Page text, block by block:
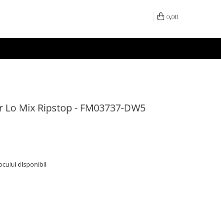
0,00
Mix Ripstop - FM03737-DW5
disponibil